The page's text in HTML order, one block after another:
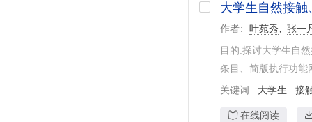
大学生自然接
作者 叶苑秀 张一
目的:探讨大学生自
条目、简版执行功能
关键词 大学生 接
在线阅读